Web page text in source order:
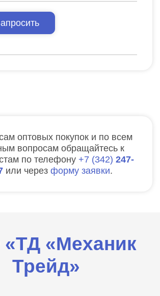
оптовых покупок и по всем
вопросам обращайтесь к
по телефону
7 342 247-
или через форму заявки.
«Механик
Трейд»